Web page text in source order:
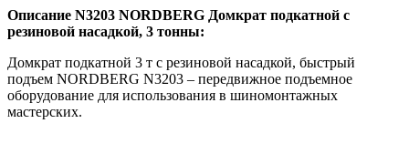
Описание N3203 NORDBERG Домкрат подкатной с
резиновой насадкой, 3 тонны:
Домкрат подкатной 3 т с резиновой насадкой, быстрый
подъем NORDBERG N3203 – передвижное подъемное
оборудование для использования в шиномонтажных
мастерских.